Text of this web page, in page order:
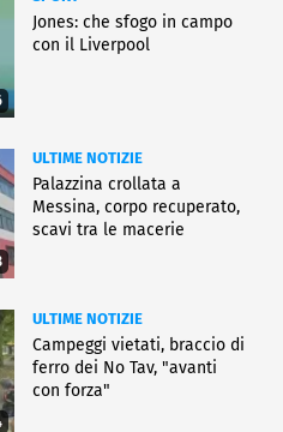
Jones: che sfogo in campo
con il Liverpool
ULTIME NOTIZIE
Palazzina crollata a
Messina, corpo recuperato,
scavi tra le macerie
ULTIME NOTIZIE
Campeggi vietati, braccio di
ferro dei No Tav, "avanti
con forza"